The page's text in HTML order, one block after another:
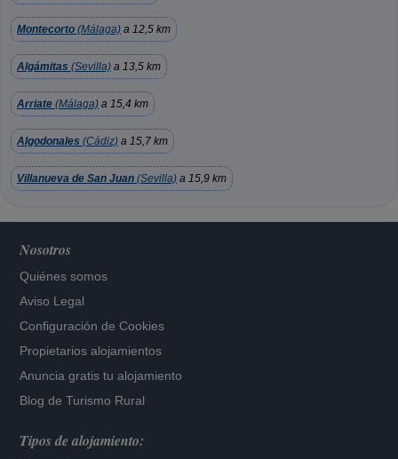
Montecorto (Málaga) a 12,5 km
Algámitas (Sevilla) a 13,5 km
Arriate (Málaga) a 15,4 km
Algodonales (Cádiz) a 15,7 km
Villanueva de San Juan (Sevilla) a 15,9 km
Nosotros
Quiénes somos
Aviso Legal
Configuración de Cookies
Propietarios alojamientos
Anuncia gratis tu alojamiento
Blog de Turismo Rural
Tipos de alojamiento: